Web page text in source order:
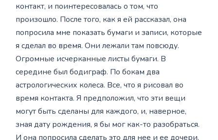
контакт, и поинтересовалась о том, что
произошло. После того, как я ей рассказал, она
попросила мне показать бумаги и записи, которые
я сделал во время. Они лежали там повсюду.
Огромные исчерканные листы бумаги. В
середине был бодиграф. По бокам два
астрологических колеса. Все, что я рисовал во
время контакта. Я предположил, что эти вещи
могут быть сделаны для каждого, и, наверное,
зная дату рождения, я бы мог как-то разобраться.
И она попросила сделать это для нее и ее дочери.